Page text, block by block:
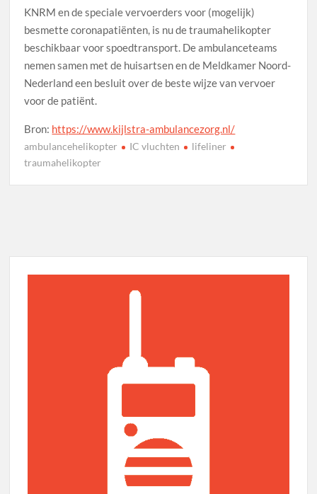
KNRM en de speciale vervoerders voor (mogelijk)
besmette coronapatiënten, is nu de traumahelikopter
beschikbaar voor spoedtransport. De ambulanceteams
nemen samen met de huisartsen en de Meldkamer Noord-​
Nederland een besluit over de beste wijze van vervoer
voor de patiënt.
Bron: https://www.kijlstra-ambulancezorg.nl/
ambulancehelikopter IC vluchten
lifeliner
traumahelikopter